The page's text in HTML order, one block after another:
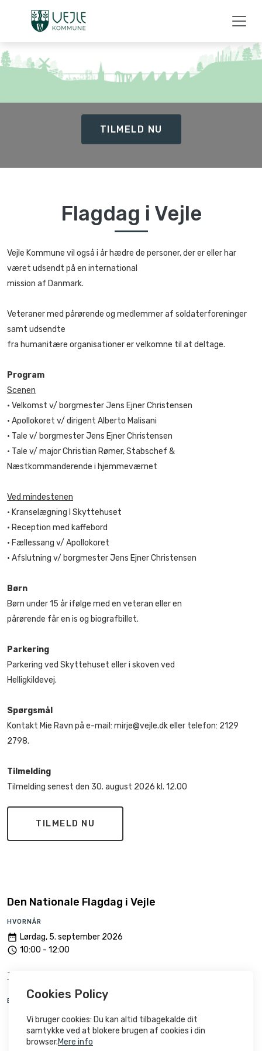
TILMELD NU
Flagdag i Vejle
Vejle Kommune vil også i år hædre de personer, der er eller har
været udsendt på en international
mission af Danmark.
Veteraner med pårørende og medlemmer af soldaterforeninger
samt udsendte
fra humanitære organisationer er velkomne til at deltage.
Program
Scenen
• Velkomst v/ borgmester Jens Ejner Christensen
• Apollokoret v/ dirigent Alberto Malisani
• Tale v/ borgmester Jens Ejner Christensen
• Tale v/ major Christian Rømer, Stabschef &
Næstkommanderende i hjemmeværnet
Ved mindestenen
• Kranselægning I Skyttehuset
• Reception med kaffebord
• Fællessang v/ Apollokoret
• Afslutning v/ borgmester Jens Ejner Christensen
Børn
Børn under 15 år ifølge med en veteran eller en
pårørende får en is og biografbillet.
Parkering
Parkering ved Skyttehuset eller i skoven ved
Helligkildevej.
Spørgsmål
Kontakt Mie Ravn på e-mail: mirje@vejle.dk eller telefon: 2129
2798.
Tilmelding
Tilmelding senest den 30. august 2026 kl. 12.00
TILMELD NU
Den Nationale Flagdag i Vejle
HVORNÅR
date_range Lørdag, 5. september 2026
access_time 10:00 - 12:00
Tilføj til kalender
BELIGGENHED
Skyttehushaven
Tirsbæk Strandvej 2, 7100, Vejle
Danmark
Cookies Policy
Vi bruger cookies: Du kan altid tilbagekalde dit
samtykke ved at blokere brugen af ​​cookies i din
browser.Mere info